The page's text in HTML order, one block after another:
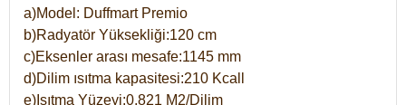
a)Model: Duffmart Premio
b)Radyatör Yüksekliği:120 cm
c)Eksenler arası mesafe:1145 mm
d)Dilim ısıtma kapasitesi:210 Kcall
e)Isıtma Yüzeyi:0,821 M2/Dilim